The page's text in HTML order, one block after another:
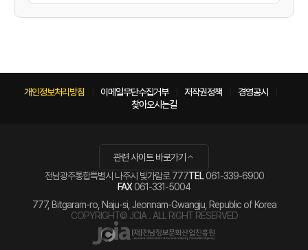
개인정보처리방침 이메일무단수집거부 저작권정책
경영공시
찾아오시는길
전남광주통합특별시 나주시 빛가람로 777TEL061-339-6900
FAX061-331-5004
777, Bitgaram-ro, Naju-si, Jeonnam-Gwangju, Republic of Korea
COPYRIGHT© JCIA . ALL RIGHT RESERVED
관련 사이트 바로가기